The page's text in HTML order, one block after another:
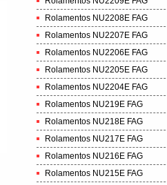
Rolamentos NU2208E FAG
Rolamentos NU2207E FAG
Rolamentos NU2206E FAG
Rolamentos NU2205E FAG
Rolamentos NU2204E FAG
Rolamentos NU219E FAG
Rolamentos NU218E FAG
Rolamentos NU217E FAG
Rolamentos NU216E FAG
Rolamentos NU215E FAG